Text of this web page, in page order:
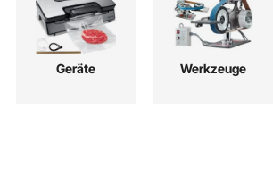
Geräte Werkzeuge